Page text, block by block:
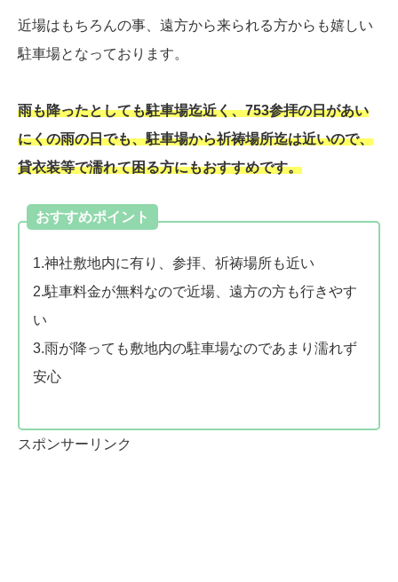
近場はもちろんの事、遠方から来られる方からも嬉しい
駐車場となっております。
雨も降ったとしても駐車場迄近く、753参拝の日があい
にくの雨の日でも、駐車場から祈祷場所迄は近いので、
貸衣装等で濡れて困る方にもおすすめです。
おすすめポイント
1.神社敷地内に有り、参拝、祈祷場所も近い
2.駐車料金が無料なので近場、遠方の方も行きやす
い
3.雨が降っても敷地内の駐車場なのであまり濡れず
安心
スポンサーリンク